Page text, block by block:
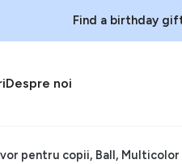
Find a birthday
Despre noi
pentru copii, Ball, Multicolor